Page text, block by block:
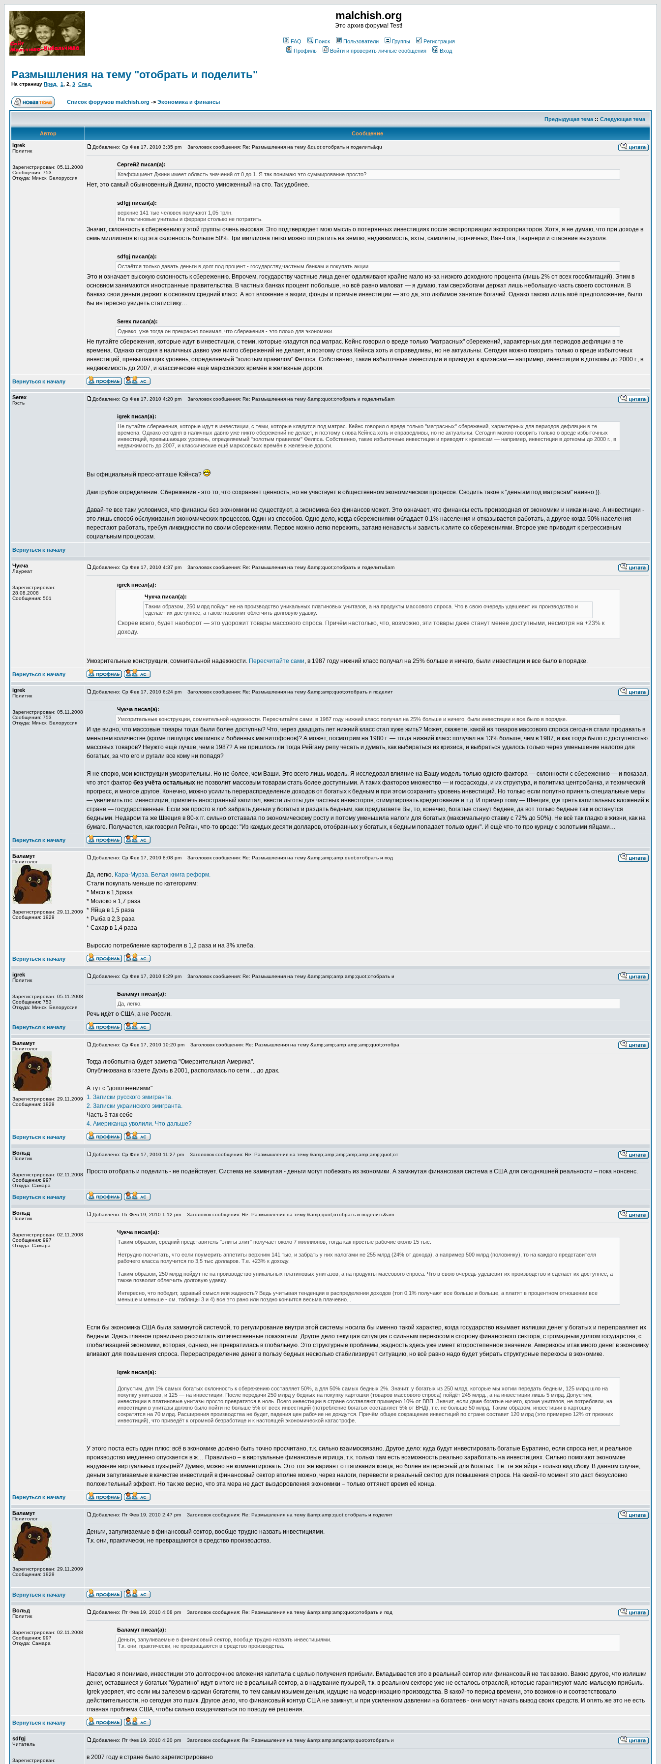
malchish.org
Это архив форума! Test!
FAQ Поиск Пользователи Группы
Регистрация
Профиль
Войти и проверить личные сообщения Вход
Размышления на тему "отобрать и поделить"
На страницу Пред. 1 2 3 След.
Список форумов malchish.org -> Экономика и финансы
Предыдущая тема :: Следующая тема
Автор
Сообщение
igrek
Политик
Зарегистрирован: 05.11.2008
Сообщения: 753
Откуда: Минск, Белоруссия
Добавлено: Ср Фев 17, 2010 3:35 pm Заголовок сообщения: Re: Размышления на тему &quot;отобрать и поделить&qu
Сергей2 писал(а):
Коэффициент Джини имеет область значений от 0 до 1. Я так понимаю это суммирование просто?
Нет, это самый обыкновенный Джини, просто умноженный на сто. Так удобнее.
sdfgj писал(а):
верхние 141 тыс человек получают 1,05 трлн.
На платиновые унитазы и феррари столько не потратить.
Значит, склонность к сбережению у этой группы очень высокая. Это подтверждает мою мысль о потерянных инвестициях после экспроприации экспроприаторов. Хотя, я не думаю, что при доходе в
семь миллионов в год эта склонность больше 50%. Три миллиона легко можно потратить на землю, недвижимость, яхты, самолёты, горничных, Ван-Гога, Гварнери и спасение выхухоля.
sdfgj писал(а):
Остаётся только давать деньги в долг под процент - государству,частным банкам и покупать акции.
Это и означает высокую склонность к сбережению. Впрочем, государству частные лица денег одалживают крайне мало из-за низкого доходного процента (лишь 2% от всех гособлигаций). Этим в
основном занимаются иностранные правительства. В частных банках процент побольше, но всё равно маловат — я думаю, там сверхбогачи держат лишь небольшую часть своего состояния. В
банках свои деньги держит в основном средний класс. А вот вложение в акции, фонды и прямые инвестиции — это да, это любимое занятие богачей. Однако таково лишь моё предположение, было
бы интересно увидеть статистику…
Serex писал(а):
Однако, уже тогда он прекрасно понимал, что сбережения - это плохо для экономики.
Не путайте сбережения, которые идут в инвестиции, с теми, которые кладутся под матрас. Кейнс говорил о вреде только "матрасных" сбережений, характерных для периодов дефляции в те
времена. Однако сегодня в наличных давно уже никто сбережений не делает, и поэтому слова Кейнса хоть и справедливы, но не актуальны. Сегодня можно говорить только о вреде избыточных
инвестиций, превышающих уровень, определяемый "золотым правилом" Фелпса. Собственно, такие избыточные инвестиции и приводят к кризисам — например, инвестиции в доткомы до 2000 г., в
недвижимость до 2007, и классические ещё марксовских времён в железные дороги.
Вернуться к началу
Serex
Гость
Добавлено: Ср Фев 17, 2010 4:20 pm Заголовок сообщения: Re: Размышления на тему &amp;quot;отобрать и поделить&am
igrek писал(а):
Не путайте сбережения, которые идут в инвестиции, с теми, которые кладутся под матрас. Кейнс говорил о вреде только "матрасных" сбережений, характерных для периодов дефляции в те
времена. Однако сегодня в наличных давно уже никто сбережений не делает, и поэтому слова Кейнса хоть и справедливы, но не актуальны. Сегодня можно говорить только о вреде избыточных
инвестиций, превышающих уровень, определяемый "золотым правилом" Фелпса. Собственно, такие избыточные инвестиции и приводят к кризисам — например, инвестиции в доткомы до 2000 г., в
недвижимость до 2007, и классические ещё марксовских времён в железные дороги.
Вы официальный пресс-атташе Кэйнса?
Дам грубое определение. Сбережение - это то, что сохраняет ценность, но не участвует в общественном экономическом процессе. Сводить такое к "деньгам под матрасам" наивно )).
Давай-те все таки условимся, что финансы без экономики не существуют, а экономика без финансов может. Это означает, что финансы есть производная от экономики и никак иначе. А инвестиции -
это лишь способ обслуживания экономических процессов. Один из способов. Одно дело, когда сбережениями обладает 0.1% населения и отказывается работать, а другое когда 50% населения
перестают работать, требуя ликвидности по своим сбережениям. Первое можно легко пережить, затаив ненависть и зависть к элите со сбережениями. Второе уже приводит к регрессивным
социальным процессам.
Вернуться к началу
Чукча
Лауреат
Зарегистрирован:
28.08.2008
Сообщения: 501
Добавлено: Ср Фев 17, 2010 4:37 pm Заголовок сообщения: Re: Размышления на тему &amp;quot;отобрать и поделить&am
igrek писал(а):
Чукча писал(а):
Таким образом, 250 млрд пойдут не на производство уникальных платиновых унитазов, а на продукты массового спроса. Что в свою очередь удешевит их производство и
сделает их доступнее, а также позволит облегчить долговую удавку.
Скорее всего, будет наоборот — это удорожит товары массового спроса. Причём настолько, что, возможно, эти товары даже станут менее доступными, несмотря на +23% к
доходу.
Умозрительные конструкции, сомнительной надежности. Пересчитайте сами, в 1987 году нижний класс получал на 25% больше и ничего, были инвестиции и все было в порядке.
Вернуться к началу
igrek
Политик
Зарегистрирован: 05.11.2008
Сообщения: 753
Откуда: Минск, Белоруссия
Добавлено: Ср Фев 17, 2010 6:24 pm Заголовок сообщения: Re: Размышления на тему &amp;amp;quot;отобрать и поделит
Чукча писал(а):
Умозрительные конструкции, сомнительной надежности. Пересчитайте сами, в 1987 году нижний класс получал на 25% больше и ничего, были инвестиции и все было в порядке.
И где видно, что массовые товары тогда были более доступны? Что, через двадцать лет нижний класс стал хуже жить? Может, скажете, какой из товаров массового спроса сегодня стали продавать в
меньшем количестве (кроме пишущих машинок и бобинных магнитофонов)? А может, посмотрим на 1980 г. — тогда нижний класс получал на 13% больше, чем в 1987, и как тогда было с доступностью
массовых товаров? Неужто ещё лучше, чем в 1987? А не пришлось ли тогда Рейгану репу чесать и думать, как выбираться из кризиса, и выбраться удалось только через уменьшение налогов для
богатых, за что его и ругали все кому ни попадя?
Я не спорю, мои конструкции умозрительны. Но не более, чем Ваши. Это всего лишь модель. Я исследовал влияние на Вашу модель только одного фактора — склонности с сбережению — и показал,
что этот фактор без учёта остальных не позволит массовым товарам стать более доступными. А таких факторов множество — и госрасходы, и их структура, и политика центробанка, и технический
прогресс, и многое другое. Конечно, можно усилить перераспределение доходов от богатых к бедным и при этом сохранить уровень инвестиций. Но только если попутно принять специальные меры
— увеличить гос. инвестиции, привлечь иностранный капитал, ввести льготы для частных инвесторов, стимулировать кредитование и т.д. И пример тому — Швеция, где треть капитальных вложений в
стране — государственные. Если же просто в лоб забрать деньги у богатых и раздать бедным, как предлагаете Вы, то, конечно, богатые станут беднее, да вот только бедные так и останутся
бедными. Недаром та же Швеция в 80-х гг. сильно отставала по экономическому росту и потому уменьшила налоги для богатых (максимальную ставку с 72% до 50%). Не всё так гладко в жизни, как на
бумаге. Получается, как говорил Рейган, что-то вроде: "Из каждых десяти долларов, отобранных у богатых, к бедным попадает только один". И ещё что-то про курицу с золотыми яйцами…
Вернуться к началу
Баламут
Политолог
Зарегистрирован: 29.11.2009
Сообщения: 1929
Добавлено: Ср Фев 17, 2010 8:08 pm Заголовок сообщения: Re: Размышления на тему &amp;amp;amp;quot;отобрать и под
Да, легко. Кара-Мурза. Белая книга реформ.
Стали покупать меньше по категориям:
* Мясо в 1,5раза
* Молоко в 1,7 раза
* Яйца в 1,5 раза
* Рыба в 2,3 раза
* Сахар в 1,4 раза
Выросло потребление картофеля в 1,2 раза и на 3% хлеба.
Вернуться к началу
igrek
Политик
Зарегистрирован: 05.11.2008
Сообщения: 753
Откуда: Минск, Белоруссия
Добавлено: Ср Фев 17, 2010 8:29 pm Заголовок сообщения: Re: Размышления на тему &amp;amp;amp;amp;quot;отобрать и
Баламут писал(а):
Да, легко.
Речь идёт о США, а не России.
Вернуться к началу
Баламут
Политолог
Зарегистрирован: 29.11.2009
Сообщения: 1929
Добавлено: Ср Фев 17, 2010 10:20 pm Заголовок сообщения: Re: Размышления на тему &amp;amp;amp;amp;amp;quot;отобра
Тогда любопытна будет заметка "Омерзительная Америка".
Опубликована в газете Дуэль в 2001, расползлась по сети ... до драк.
А тут с "дополнениями"
1. Записки русского эмигранта.
2. Записки украинского эмигранта.
Часть 3 так себе
4. Американца уволили. Что дальше?
Вернуться к началу
Вольд
Политик
Зарегистрирован: 02.11.2008
Сообщения: 997
Откуда: Самара
Добавлено: Ср Фев 17, 2010 11:27 pm Заголовок сообщения: Re: Размышления на тему &amp;amp;amp;amp;amp;amp;quot;от
Просто отобрать и поделить - не подействует. Система не замкнутая - деньги могут побежать из экономики. А замкнутая финансовая система в США для сегодняшней реальности – пока нонсенс.
Вернуться к началу
Вольд
Политик
Зарегистрирован: 02.11.2008
Сообщения: 997
Откуда: Самара
Добавлено: Пт Фев 19, 2010 1:12 pm Заголовок сообщения: Re: Размышления на тему &amp;quot;отобрать и поделить&am
Чукча писал(а):
Таким образом, средний представитель "элиты элит" получает около 7 миллионов, тогда как простые рабочие около 15 тыс.
Нетрудно посчитать, что если поумерить аппетиты верхним 141 тыс, и забрать у них налогами не 255 млрд (24% от дохода), а например 500 млрд (половинку), то на каждого представителя
рабочего класса получится по 3,5 тыс долларов. Т.е. +23% к доходу.
Таким образом, 250 млрд пойдут не на производство уникальных платиновых унитазов, а на продукты массового спроса. Что в свою очередь удешевит их производство и сделает их доступнее, а
также позволит облегчить долговую удавку.
Интересно, что победит, здравый смысл или жадность? Ведь учитывая тенденции в распределении доходов (топ 0,1% получают все больше и больше, а платят в процентном отношении все
меньше и меньше - см. таблицы 3 и 4) все это рано или поздно кончится весьма плачевно...
Если бы экономика США была замкнутой системой, то регулирование внутри этой системы носила бы именно такой характер, когда государство изымает излишки денег у богатых и переправляет их
бедным. Здесь главное правильно рассчитать количественные показатели. Другое дело текущая ситуация с сильным перекосом в сторону финансового сектора, с громадным долгом государства, с
глобализацией экономики, которая, однако, не превратилась в глобальную. Это структурные проблемы, жадность здесь уже имеет второстепенное значение. Америкосы итак много денег в экономику
вливают для повышения спроса. Перераспределение денег в пользу бедных несколько стабилизирует ситуацию, но всё равно надо будет убирать структурные перекосы в экономике.
igrek писал(а):
Допустим, для 1% самых богатых склонность к сбережению составляет 50%, а для 50% самых бедных 2%. Значит, у богатых из 250 млрд, которые мы хотим передать бедным, 125 млрд шло на
покупку унитазов, и 125 — на инвестиции. После передачи 250 млрд у бедных на покупку картошки (товаров массового спроса) пойдёт 245 млрд., а на инвестиции лишь 5 млрд. Допустим,
инвестиции в платиновые унитазы просто превратятся в ноль. Всего инвестиции в стране составляют примерно 10% от ВВП. Значит, если даже богатые ничего, кроме унитазов, не потребляли, на
инвестиции в унитазы должно было пойти не больше 5% от всех инвестиций (потребление богатых составляет 5% от ВНД), т.е. не больше 50 млрд. Таким образом, инвестиции в картошку
сократятся на 70 млрд. Расширения производства не будет, падения цен рабочие не дождутся. Причём общее сокращение инвестиций по стране составит 120 млрд (это примерно 12% от прежних
инвестиций), что приведёт к огромной безработице и к настоящей экономической катастрофе.
У этого поста есть один плюс: всё в экономике должно быть точно просчитано, т.к. сильно взаимосвязано. Другое дело: куда будут инвестировать богатые Буратино, если спроса нет, и реальное
производство медленно опускается в ж… Правильно – в виртуальные финансовые игрища, т.к. только там есть возможность реально заработать на инвестициях. Сильно помогают экономике
надувание виртуальных пузырей? Думаю, можно не комментировать. Это тот же вариант оттягивания конца, но более интересный для богатых. Т.е. те же яйца - только вид сбоку. В данном случае,
деньги запуливаемые в качестве инвестиций в финансовый сектор вполне можно, через налоги, перевести в реальный сектор для повышения спроса. На какой-то момент это даст безусловно
положительный эффект. Но так же верно, что эта мера не даст выздоровления экономики – только оттянет время её конца.
Вернуться к началу
Баламут
Политолог
Зарегистрирован: 29.11.2009
Сообщения: 1929
Добавлено: Пт Фев 19, 2010 2:47 pm Заголовок сообщения: Re: Размышления на тему &amp;amp;quot;отобрать и поделит
Деньги, запуливаемые в финансовый сектор, вообще трудно назвать инвестициями.
Т.к. они, практически, не превращаются в средство производства.
Вернуться к началу
Вольд
Политик
Зарегистрирован: 02.11.2008
Сообщения: 997
Откуда: Самара
Добавлено: Пт Фев 19, 2010 4:08 pm Заголовок сообщения: Re: Размышления на тему &amp;amp;amp;quot;отобрать и под
Баламут писал(а):
Деньги, запуливаемые в финансовый сектор, вообще трудно назвать инвестициями.
Т.к. они, практически, не превращаются в средство производства.
Насколько я понимаю, инвестиции это долгосрочное вложения капитала с целью получения прибыли. Вкладывается это в реальный сектор или финансовый не так важно. Важно другое, что излишки
денег, оставшиеся у богатых "буратино" идут в итоге не в реальный сектор, а в надувание пузырей, т.к. в реальном секторе уже не осталось отраслей, которые гарантируют мало-мальскую прибыль.
Igrek уверяет, что если мы залезем в карман богатеям, то тем самым изымем деньги, идущие на модернизацию производства. В какой-то период времени, это возможно и соответствовало
действительности, но сегодня это пшик. Другое дело, что финансовый контур США не замкнут, и при усиленном давлении на богатеев - они могут начать вывод своих средств. И опять же это не есть
главная проблема США, чтобы сильно озадачиваться по поводу её решения.
Вернуться к началу
sdfgj
Читатель
Зарегистрирован:
Добавлено: Пт Фев 19, 2010 4:20 pm Заголовок сообщения: Re: Размышления на тему &amp;amp;amp;amp;quot;отобрать и
в 2007 году в стране было зарегистрировано